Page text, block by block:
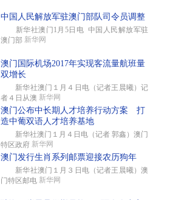
中国人民解放军驻澳门部队司令员调整
新华社澳门1月5日电 中国人民解放军驻
澳门部 新华网
澳门国际机场2017年实现客流量航班量
双增长
新华社澳门１月４日电（记者王晨曦）记
者４日从澳 新华网
澳门公布中长期人才培养行动方案 打
造中葡双语人才培养基地
新华社澳门１月４日电（记者 郭鑫）澳门
特区政府 新华网
澳门发行生肖系列邮票迎接农历狗年
新华社澳门１月３日电（记者王晨曦）澳
门特区邮电 新华网